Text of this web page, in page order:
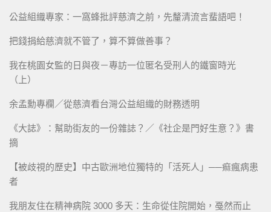
公益組織專家：一窩蜂批評慈濟之前，先釐清流言蜚語吧！
把錢捐給慈濟就不管了，算不算做善事？
我在桃園女監的日與夜－專訪一位匿名受刑人的鐵窗時光
（上）
余孟勳專欄／從慈濟看台灣公益組織的財務透明
《大誌》：幫助街友的一份雜誌？／《社企是門好生意？》書
摘
【被歧視的歷史】中古歐洲地位獨特的「活死人」──痲瘋病患
者
我朋友住在精神病院 3000 多天：生命從住院開始，戞然而止